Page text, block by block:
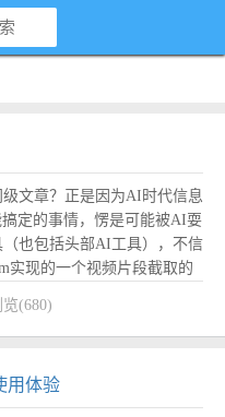
文章？正是因为AI时代信息
定的事情，愣是可能被AI耍
也包括头部AI工具），不信
实现的一个视频片段截取的
。 诉求：脱离各类构建工
。 ffmpeg...
览(680)
用体验